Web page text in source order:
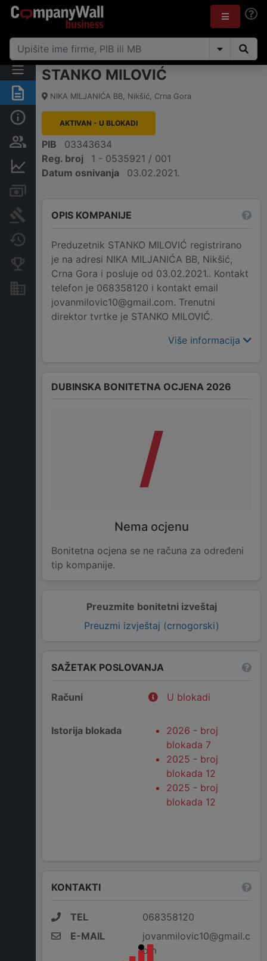
Sažetak
Osobe i vlasništvo
Finansijski podaci
Arhiva sudskih objava
Promjene
Konkurentne kompanije
Nekretnine i imovina
STANKO MILOVIĆ
NIKA MILJANIĆA BB, Nikšić, Crna Gora
AKTIVAN - U BLOKADI
PIB
03343634
Reg. broj
1 - 0535921 / 001
Datum osnivanja
03.02.2021.
OPIS KOMPANIJE
Preduzetnik STANKO MILOVIĆ registrirano
je na adresi NIKA MILJANIĆA BB, Nikšić,
Crna Gora i posluje od 03.02.2021.. Kontakt
telefon je 068358120 i kontakt email
jovanmilovic10@gmail.com. Trenutni
direktor tvrtke je STANKO MILOVIĆ.
Više informacija
Preuzmite bonitetni izveštaj
Preuzmi izvještaj (crnogorski)
DUBINSKA BONITETNA OCJENA 2026
/
Nema ocjenu
Bonitetna ocjena se ne računa za određeni
tip kompanije.
SAŽETAK POSLOVANJA
Računi U blokadi
Istorija blokada
2026 - broj
blokada 7
2025 - broj
blokada 12
2025 - broj
blokada 12
KONTAKTI
TEL
068358120
E-MAIL
jovanmilovic10@gmail.c
om